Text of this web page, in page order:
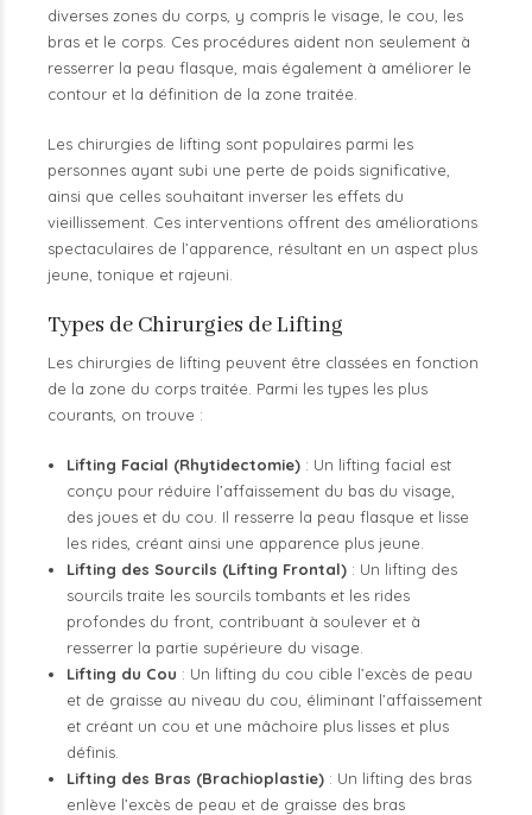
diverses zones du corps, y compris le visage, le cou, les
bras et le corps. Ces procédures aident non seulement à
resserrer la peau flasque, mais également à améliorer le
contour et la définition de la zone traitée.
Les chirurgies de lifting sont populaires parmi les
personnes ayant subi une perte de poids significative,
ainsi que celles souhaitant inverser les effets du
vieillissement. Ces interventions offrent des améliorations
spectaculaires de l’apparence, résultant en un aspect plus
jeune, tonique et rajeuni.
Types de Chirurgies de Lifting
Les chirurgies de lifting peuvent être classées en fonction
de la zone du corps traitée. Parmi les types les plus
courants, on trouve :
Lifting Facial (Rhytidectomie): Un lifting facial est
conçu pour réduire l’affaissement du bas du visage,
des joues et du cou. Il resserre la peau flasque et lisse
les rides, créant ainsi une apparence plus jeune.
Lifting des Sourcils (Lifting Frontal): Un lifting des
sourcils traite les sourcils tombants et les rides
profondes du front, contribuant à soulever et à
resserrer la partie supérieure du visage.
Lifting du Cou : Un lifting du cou cible l’excès de peau
et de graisse au niveau du cou, éliminant l’affaissement
et créant un cou et une mâchoire plus lisses et plus
définis.
Lifting des Bras (Brachioplastie): Un lifting des bras
enlève l’excès de peau et de graisse des bras